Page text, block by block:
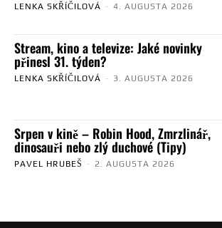
LENKA SKŘÍČILOVÁ - 4. AUGUSTA 2026
Stream, kino a televize: Jaké novinky
přinesl 31. týden?
LENKA SKŘÍČILOVÁ - 3. AUGUSTA 2026
Srpen v kině – Robin Hood, Zmrzlinář,
dinosauři nebo zlý duchové (Tipy)
PAVEL HRUBEŠ - 2. AUGUSTA 2026